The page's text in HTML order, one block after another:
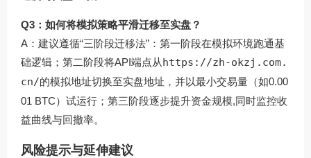
Q3：如何将模拟策略平滑迁移至实盘？
A：建议遵循“三阶段迁移法”：第一阶段在模拟环境跑通基
础逻辑；第二阶段将API端点从https://zh-okzj.com.
cn/的模拟地址切换至实盘地址，并以最小交易量（如0.00
01 BTC）试运行；第三阶段逐步提升资金规模,同时监控收
益曲线与回撤率。
风险提示与延伸建议